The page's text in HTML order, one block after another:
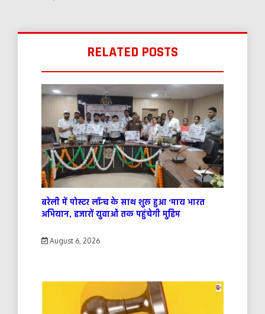
RELATED POSTS
बरेली में पोस्टर लॉन्च के साथ शुरू हुआ ‘माय भारत
अभियान, हजारों युवाओं तक पहुंचेगी मुहिम
August 6, 2026